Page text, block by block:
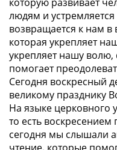
людям и устремляется
возвращается к нам в
которая укрепляет
укрепляет нашу волю,
помогает
Сегодня воскресный
великому празднику
На языке церковного
то есть
сегодня мы слышали